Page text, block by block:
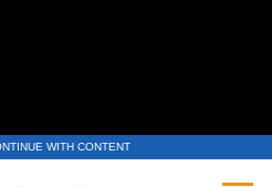
WITH CONTENT